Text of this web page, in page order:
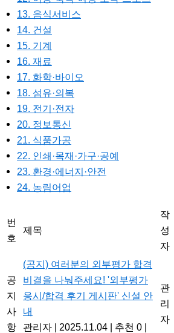
13. 음식서비스
14. 건설
15. 기계
16. 재료
17. 화학·바이오
18. 섬유·의복
19. 전기·전자
20. 정보통신
21. 식품가공
22. 인쇄·목재·가구·공예
23. 환경·에너지·안전
24. 농림어업
번
호
제목
작
성
자
공
지
사
항
(공지) 여러분의 외부평가 합격
비결을 나눠주세요! '외부평가
응시/합격 후기 게시판' 신설 안
내
관리자 | 2025.11.04 | 추천 0 |
관
리
자